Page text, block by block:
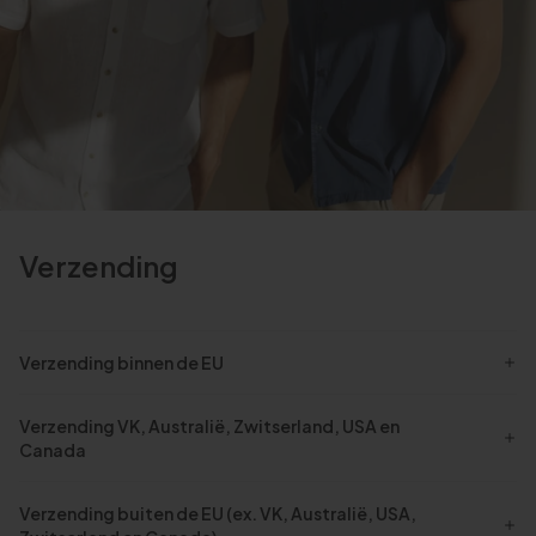
Verzending
Verzending binnen de EU
Verzending VK, Australië, Zwitserland, USA en
Canada
Verzending buiten de EU (ex. VK, Australië, USA,